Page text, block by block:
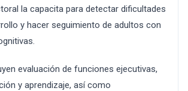
la capacita para detectar dificultades
y hacer seguimiento de adultos con
evaluación de funciones ejecutivas,
y aprendizaje, así como